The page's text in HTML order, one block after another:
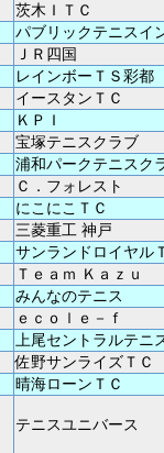
茨木ＩＴＣ
パブリックテニスイ
ＪＲ四国
レインボーＴＳ彩都
イースタンＴＣ
ＫＰＩ
宝塚テニスクラブ
浦和パークテニスク
Ｃ．フォレスト
にこにこＴＣ
三菱重工 神戸
サンランドロイヤル
Ｔｅａｍ Ｋａｚｕ
みんなのテニス
ｅｃｏｌｅ－ｆ
上尾セントラルテニ
佐野サンライズＴＣ
晴海ローンＴＣ
テニスユニバース